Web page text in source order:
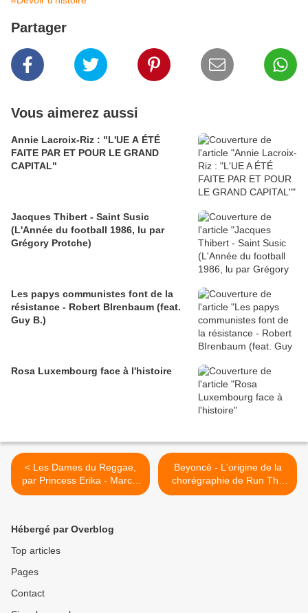
Partager
Vous aimerez aussi
Annie Lacroix-Riz : "L'UE A ÉTÉ
FAITE PAR ET POUR LE GRAND
CAPITAL"
Jacques Thibert - Saint Susic
(L'Année du football 1986, lu par
Grégory Protche)
Les papys communistes font de la
résistance - Robert BIrenbaum (feat.
Guy B.)
Rosa Luxembourg face à l'histoire
< Les Dames du Reggae,
par Princess Erika - Marcia
Griffiths “Stepping out of
Beyoncé - L'origine de la
chorégraphie de Run The
World... >
Hébergé par Overblog
Top articles
Pages
Contact